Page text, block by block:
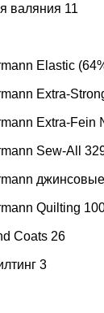
валяния 11
Elastic
Extra-
Extra-Fein
Sew-All
Quilting
Coats 26
3